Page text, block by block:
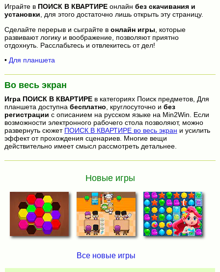
Играйте в ПОИСК В КВАРТИРЕонлайн без скачивания и
установки, для этого достаточно лишь открыть эту страницу.
Сделайте перерыв и сыграйте в онлайн игры , которые
развивают логику и воображение, позволяют приятно
отдохнуть. Расслабьтесь и отвлекитесь от дел!
• Для планшета
Во весь экран
Игра ПОИСК В КВАРТИРЕв категориях Поиск предметов, Для
планшета доступна бесплатно , круглосуточно и без
регистрации с описанием на русском языке на Min2Win. Если
возможности электронного рабочего стола позволяют, можно
развернуть сюжет ПОИСК В КВАРТИРЕ во весь экран и усилить
эффект от прохождения сценариев. Многие вещи
действительно имеет смысл рассмотреть детальнее.
Новые игры
Все новые игры